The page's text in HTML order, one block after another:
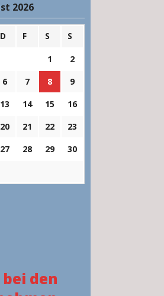
2026
D F S S
1
2
6 7 8
9
13 14 15
16
20 21 22
23
27 28 29
30
den